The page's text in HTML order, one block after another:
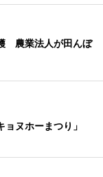
農業法人が田んぼ
ヌホーまつり」